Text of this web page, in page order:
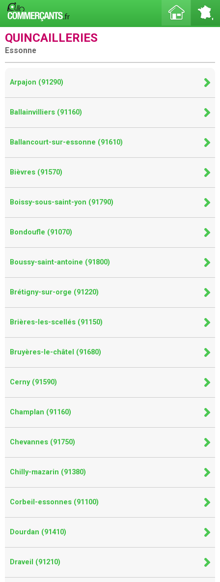
QUINCAILLERIES
Essonne
Arpajon (91290)
Ballainvilliers (91160)
Ballancourt-sur-essonne (91610)
Bièvres (91570)
Boissy-sous-saint-yon (91790)
Bondoufle (91070)
Boussy-saint-antoine (91800)
Brétigny-sur-orge (91220)
Brières-les-scellés (91150)
Bruyères-le-châtel (91680)
Cerny (91590)
Champlan (91160)
Chevannes (91750)
Chilly-mazarin (91380)
Corbeil-essonnes (91100)
Dourdan (91410)
Draveil (91210)